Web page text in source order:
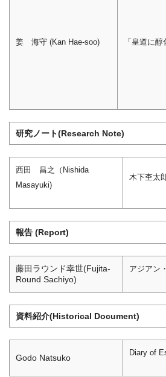
姜 海守 (Kan Hae-soo) 「皇道に
研究ノート(Research Note)
西田 昌之（Nishida
Masayuki)
木下杢太
報告 (Report)
藤田ラウンド幸世(Fujita-
Round Sachiyo)
アジアン
資料紹介(Historical Document)
Godo Natsuko Diary of